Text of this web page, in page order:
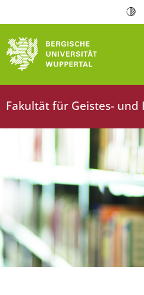
Fakultät für Geistes-